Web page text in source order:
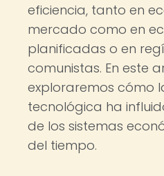
eficiencia, tanto en
mercado como en
planificadas o en
comunistas. En este
exploraremos cómo
tecnológica ha
de los sistemas
del tiempo.